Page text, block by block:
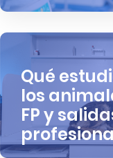
Qué
los
FP y